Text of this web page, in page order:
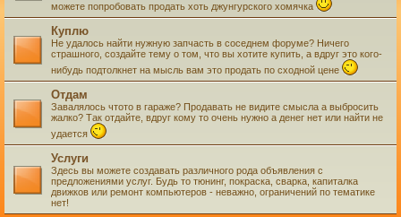
можете попробовать продать хоть джунгурского хомячка
Куплю
Не удалось найти нужную запчасть в соседнем форуме? Ничего
страшного, создайте тему о том, что вы хотите купить, а вдруг это кого-
нибудь подтолкнет на мысль вам это продать по сходной цене
Отдам
Завалялось чтото в гараже? Продавать не видите смысла а выбросить
жалко? Так отдайте, вдруг кому то очень нужно а денег нет или найти не
удается
Услуги
Здесь вы можете создавать различного рода объявления с
предложениями услуг. Будь то тюнинг, покраска, сварка, капиталка
движков или ремонт компьютеров - неважно, ограничений по тематике
нет!